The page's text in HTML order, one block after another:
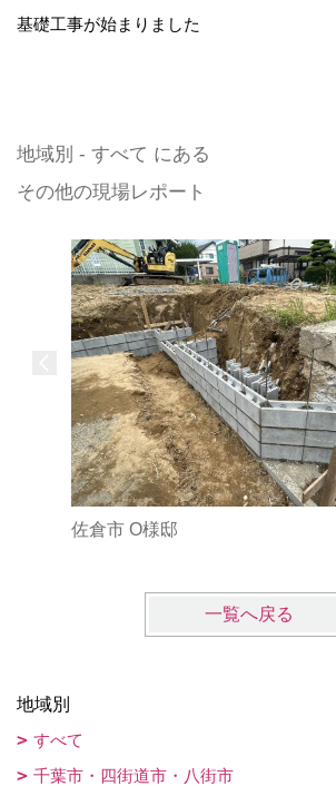
基礎工事が始まりました
地域別 - すべて にある
その他の現場レポート
佐倉市 O様邸
一覧へ戻る
地域別
すべて
千葉市・四街道市・八街市